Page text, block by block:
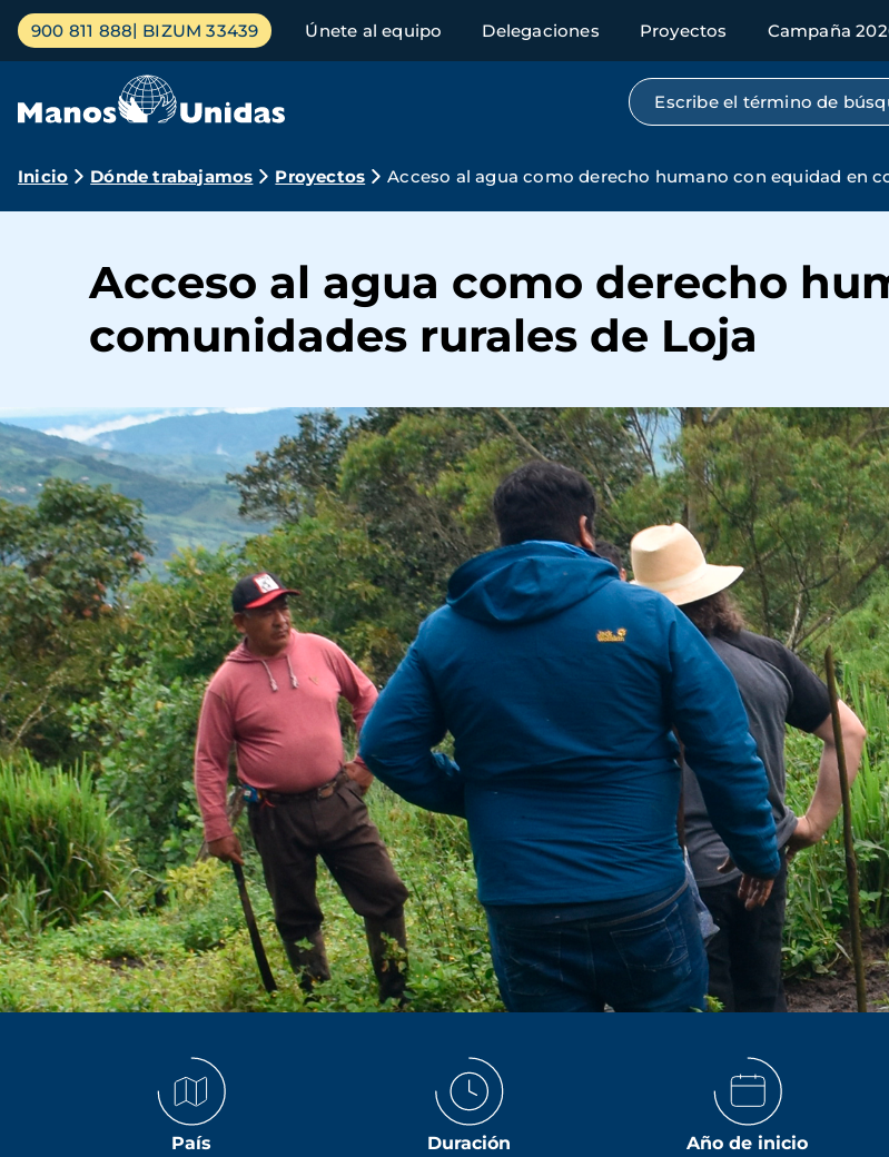
Pasar
contenido
Menú
principal
900 811 888 BIZUM 33439 Únete al equipo Delegaciones Proyectos Campaña
Búsqueda por texto
Ruta
navegación
Inicio Dónde trabajamos Proyectos Acceso al agua como derecho humano con equidad en
Acceso al agua como derecho
comunidades rurales de Loja
País Duración Año de inicio